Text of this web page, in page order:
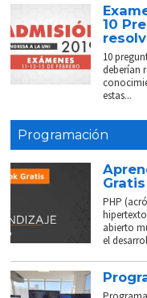
10
10
deberían
estas...
Programación
Gratis
PHP
abierto
el